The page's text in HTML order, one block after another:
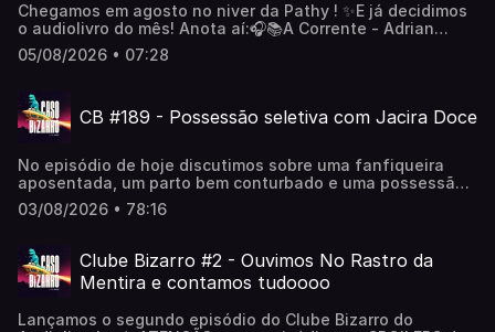
Chegamos em agosto no niver da Pathy ! ✨E já decidimos
o audiolivro do mês! Anota aí:🎧📚A Corrente - Adrian
McKinty Sinopse: Imagina receber uma ligação dizendo
que seu filho foi sequestrado. Você entra em pânico,
precisa sequestrar o filho de outra pessoa. Sim, isso
mesmo. Bem-vindo à Corrente, um esquema criminoso que
transformou pais desesperados em uma pirâmide do
quem ama? 💬 E não esquece de entrar no nosso grupo do
Telegram: https://t.me/+aPz_F-Ti2DU2NTFhEsse programa
é uma iniciativa Amazon Music.Amazon Music
UnlimitedCUPOM: Audiolivro 3 meses grátis
05/08/2026 • 07:28
CB #189 - Possessão seletiva com Jacira Doce
No episódio de hoje discutimos sobre uma fanfiqueira
aposentada, um parto bem conturbado e uma possessão
seletiva!***CB ao vivo em Recife: https://bit.ly/3SWirK8〰️
Projetos Jacira:▪️Livro - Minutos de (des)sabedoria: Pílulas
Show〰️📽️ youtube.com/@CasoBizarro👽
apoia.se/casobizarro🛸 orelo.cc/casobizarro
03/08/2026 • 78:16
Clube Bizarro #2 - Ouvimos No Rastro da
Mentira e contamos tudoooo
Lançamos o segundo episódio do Clube Bizarro do